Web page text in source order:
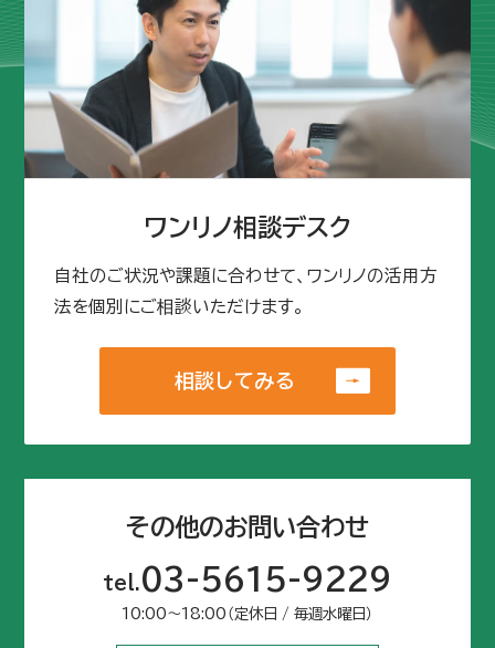
ワンリノ相談デスク
自社のご状況や課題に合わせて、ワンリノの活用方
法を個別にご相談いただけます。
相談してみる
その他のお問い合わせ
tel.03-5615-9229
10:00〜18:00（定休日 / 毎週水曜日）